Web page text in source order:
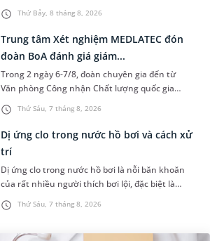
Thứ Bảy, 8 tháng 8, 2026
sức khỏe tiền hôn nhân. Qua thăm khám và
làm các xét nghiệm chuyên sâu,...
Thứ Sáu, 7 tháng 8, 2026
Trung tâm Xét nghiệm MEDLATEC đón
đoàn BoA đánh giá giám...
Trong 2 ngày 6-7/8, đoàn chuyên gia đến từ
Văn phòng Công nhận Chất lượng quốc gia
(BoA) đã ghi nhận và đánh giá cao nỗ lực duy trì
hệ thống quản lý chất lượ...
Thứ Sáu, 7 tháng 8, 2026
Dị ứng clo trong nước hồ bơi và cách xử
trí
Dị ứng clo trong nước hồ bơi là nỗi băn khoăn
của rất nhiều người thích bơi lội, đặc biệt là
những trường hợp thường xuyên bơi ở những
hồ bơi nhân tạo. Bài v...